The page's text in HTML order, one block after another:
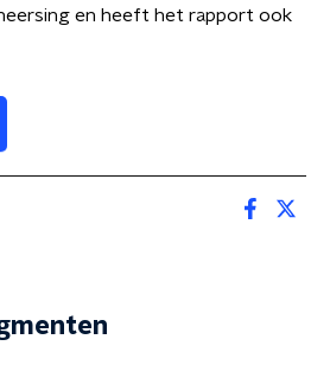
en heeft het rapport ook